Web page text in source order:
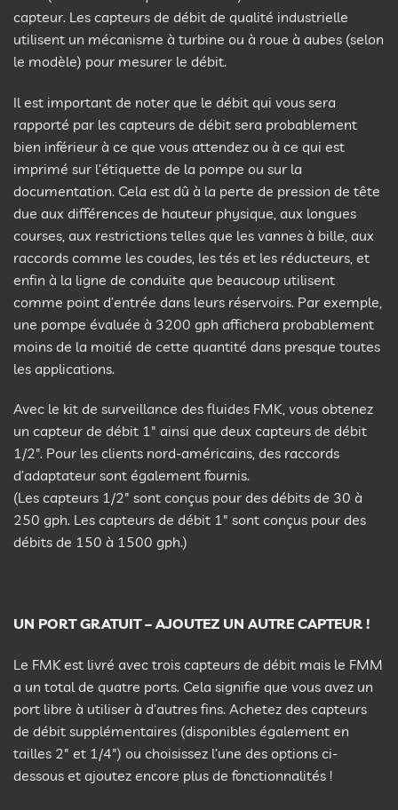
capteur. Les capteurs de débit de qualité industrielle
utilisent un mécanisme à turbine ou à roue à aubes (selon
le modèle) pour mesurer le débit.
Il est important de noter que le débit qui vous sera
rapporté par les capteurs de débit sera probablement
bien inférieur à ce que vous attendez ou à ce qui est
imprimé sur l’étiquette de la pompe ou sur la
documentation. Cela est dû à la perte de pression de tête
due aux différences de hauteur physique, aux longues
courses, aux restrictions telles que les vannes à bille, aux
raccords comme les coudes, les tés et les réducteurs, et
enfin à la ligne de conduite que beaucoup utilisent
comme point d’entrée dans leurs réservoirs. Par exemple,
une pompe évaluée à 3200 gph affichera probablement
moins de la moitié de cette quantité dans presque toutes
les applications.
Avec le kit de surveillance des fluides FMK, vous obtenez
un capteur de débit 1″ ainsi que deux capteurs de débit
1/2″. Pour les clients nord-américains, des raccords
d’adaptateur sont également fournis.
(Les capteurs 1/2″ sont conçus pour des débits de 30 à
250 gph. Les capteurs de débit 1″ sont conçus pour des
débits de 150 à 1500 gph.)
UN PORT GRATUIT – AJOUTEZ UN AUTRE CAPTEUR !
Le FMK est livré avec trois capteurs de débit mais le FMM
a un total de quatre ports. Cela signifie que vous avez un
port libre à utiliser à d’autres fins. Achetez des capteurs
de débit supplémentaires (disponibles également en
tailles 2″ et 1/4″) ou choisissez l’une des options ci-
dessous et ajoutez encore plus de fonctionnalités !